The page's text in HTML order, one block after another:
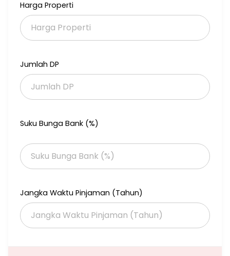
Carport 1 mobil
Rumah siap huni
Lokasi
. Belakang Graha YKP
. 20 menit ke bandara
Harga Rp. 1,2 Miliar (nego)
Harga Properti
Jumlah DP
Suku Bunga Bank (%)
Jangka Waktu Pinjaman (Tahun)